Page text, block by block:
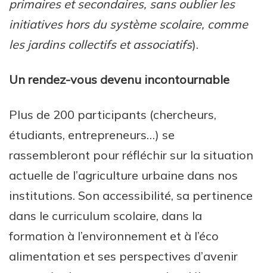
primaires et secondaires, sans oublier les
initiatives hors du système scolaire, comme
les jardins collectifs et associatifs).
Un rendez-vous devenu incontournable
Plus de 200 participants (chercheurs,
étudiants, entrepreneurs…) se
rassembleront pour réfléchir sur la situation
actuelle de l’agriculture urbaine dans nos
institutions. Son accessibilité, sa pertinence
dans le curriculum scolaire, dans la
formation à l’environnement et à l’éco
alimentation et ses perspectives d’avenir